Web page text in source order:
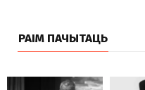
РАІМ ПАЧЫТАЦЬ